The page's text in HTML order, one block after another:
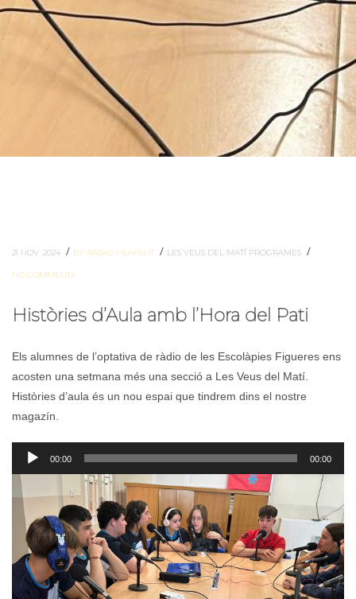
21 NOV. 2024 / BY RADIO VILAFANT / LES VEUS DEL MATÍ PROGRAMES /
NO COMMENTS
Històries d’Aula amb l’Hora del Pati
Els alumnes de l’optativa de ràdio de les Escolàpies Figueres ens
acosten una setmana més una secció a Les Veus del Matí.
Històries d’aula és un nou espai que tindrem dins el nostre
magazín.
Reproductor
d'àudio
00:00 00:00